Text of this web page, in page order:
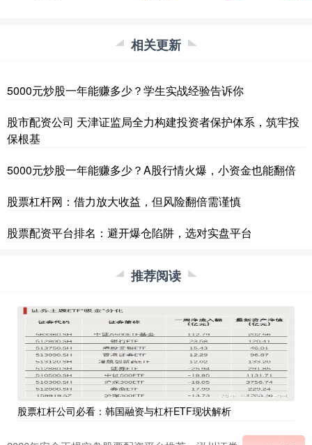
相关更新
5000元炒股一年能赚多少？学生实战经验告诉你
股市配资公司 天津证监局全力构建投资者保护体系，筑牢投
保根基
5000元炒股一年能赚多少？A股行情火爆，小资金也能翻倍
股票杠杆网：借力放大收益，但风险翻倍需谨慎
股票配资平台排名：避开爆仓陷阱，选对实盘平台
推荐阅读
股票杠杆公司必看：韩国融资与杠杆ETF现状解析